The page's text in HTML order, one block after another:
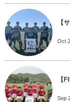
【
Oct
【
Sep